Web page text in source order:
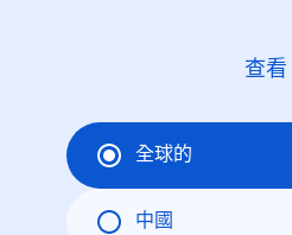
查看
全球的
中國